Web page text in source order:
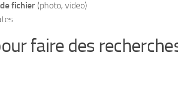
fichier (photo, video)
faire des